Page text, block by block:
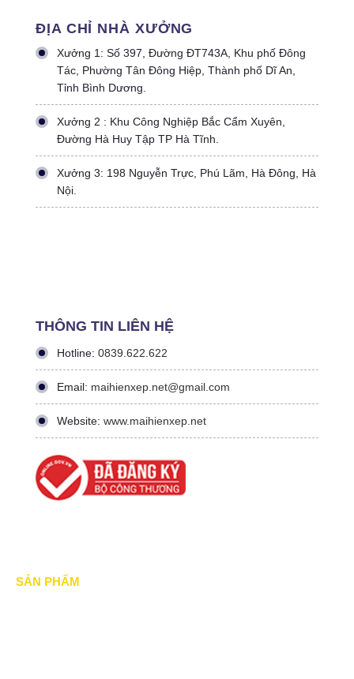
ĐỊA CHỈ NHÀ XƯỞNG
Xưởng 1: Số 397, Đường ĐT743A, Khu phố Đông
Tác, Phường Tân Đông Hiệp, Thành phố Dĩ An,
Tỉnh Bình Dương.
Xưởng 2 : Khu Công Nghiệp Bắc Cẩm Xuyên,
Đường Hà Huy Tập TP Hà Tĩnh.
Xưởng 3: 198 Nguyễn Trực, Phú Lãm, Hà Đông, Hà
Nội.
THÔNG TIN LIÊN HỆ
Hotline: 0839.622.622
Email: maihienxep.net@gmail.com
Website: www.maihienxep.net
SẢN PHẨM